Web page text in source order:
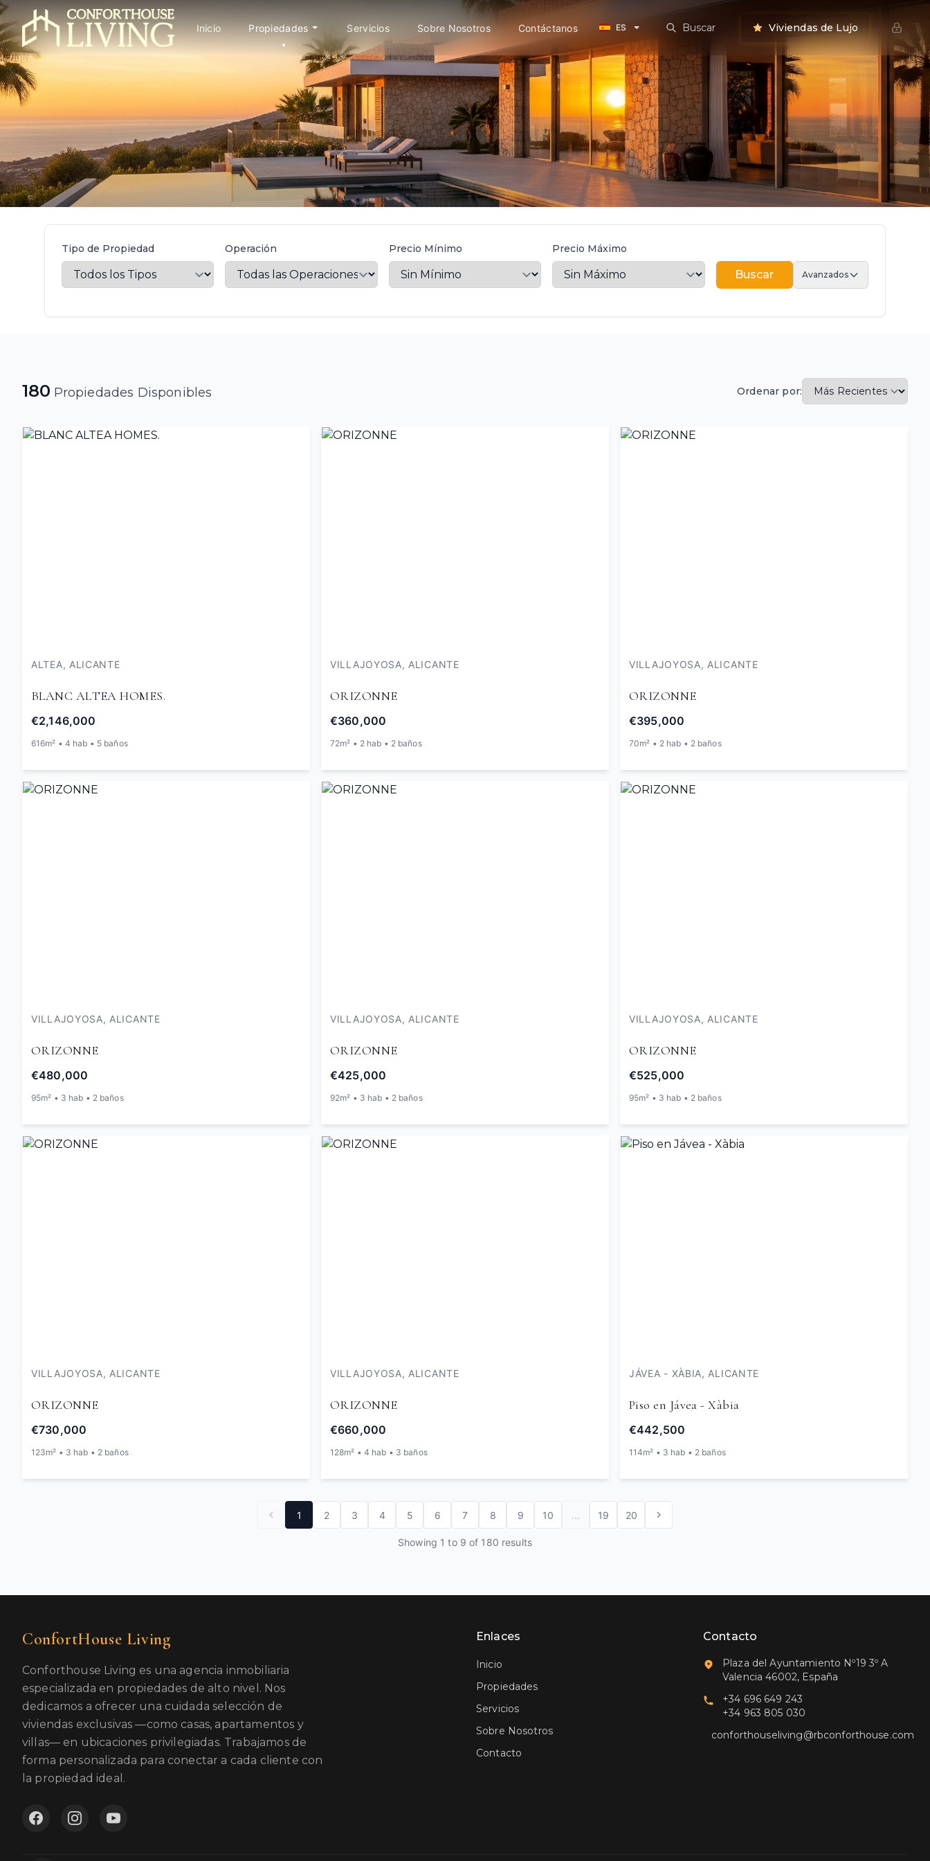
Inicio Propiedades Servicios Sobre Nosotros Contáctanos ES Buscar Viviendas de Lujo
Tipo de Propiedad Operación Precio Mínimo Precio Máximo
Buscar Avanzados
180 Propiedades Disponibles Ordenar por:
ALTEA, ALICANTE
BLANC ALTEA HOMES.
€2,146,000
616m² • 4 hab • 5 baños
VILLAJOYOSA, ALICANTE
ORIZONNE
€360,000
72m² • 2 hab • 2 baños
VILLAJOYOSA, ALICANTE
ORIZONNE
€395,000
70m² • 2 hab • 2 baños
VILLAJOYOSA, ALICANTE
ORIZONNE
€480,000
95m² • 3 hab • 2 baños
VILLAJOYOSA, ALICANTE
ORIZONNE
€425,000
92m² • 3 hab • 2 baños
VILLAJOYOSA, ALICANTE
ORIZONNE
€525,000
95m² • 3 hab • 2 baños
VILLAJOYOSA, ALICANTE
ORIZONNE
€730,000
123m² • 3 hab • 2 baños
VILLAJOYOSA, ALICANTE
ORIZONNE
€660,000
128m² • 4 hab • 3 baños
JÁVEA - XÀBIA, ALICANTE
Piso en Jávea - Xàbia
€442,500
114m² • 3 hab • 2 baños
1 2 3 4 5 6 7 8 9 10 ... 19 20
Showing 1 to 9 of 180 results
ConfortHouse Living
Conforthouse Living es una agencia inmobiliaria
especializada en propiedades de alto nivel. Nos
dedicamos a ofrecer una cuidada selección de
viviendas exclusivas —como casas, apartamentos y
villas— en ubicaciones privilegiadas. Trabajamos de
forma personalizada para conectar a cada cliente con
la propiedad ideal.
Enlaces
Inicio
Propiedades
Servicios
Sobre Nosotros
Contacto
Contacto
Plaza del Ayuntamiento Nº19 3º A
Valencia 46002, España
+34 696 649 243
+34 963 805 030
conforthouseliving@rbconforthouse.com